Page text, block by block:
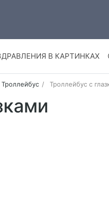
В КАРТИНКАХ
Троллейбус Троллейбус с